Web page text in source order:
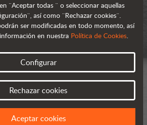
¨Aceptar todas ¨ o seleccionar aquellas
así como ¨Rechazar cookies¨.
ser modificadas en todo momento, así
en nuestra Política de Cookies.
Configurar
Rechazar cookies
Aceptar cookies